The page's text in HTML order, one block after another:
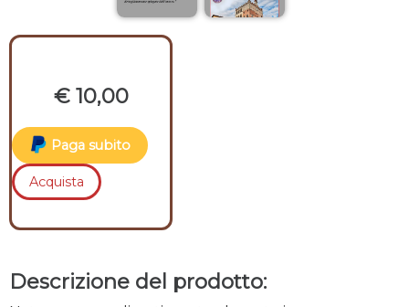
€ 10,00
Paga subito
Acquista
Descrizione del prodotto: